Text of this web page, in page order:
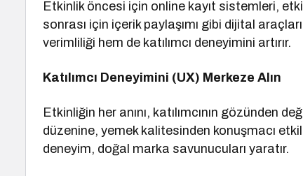
Etkinlik öncesi için online kayıt sistemleri,
sonrası için içerik paylaşımı gibi dijital
verimliliği hem de katılımcı deneyimini artırır.
Katılımcı Deneyimini (UX) Merkeze Alın
Etkinliğin her anını, katılımcının gözünden
düzenine, yemek kalitesinden konuşmacı
deneyim, doğal marka savunucuları yaratır.